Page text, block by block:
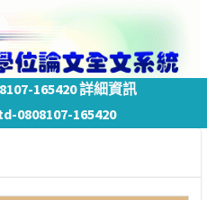
165420 詳細資訊
0808107-165420